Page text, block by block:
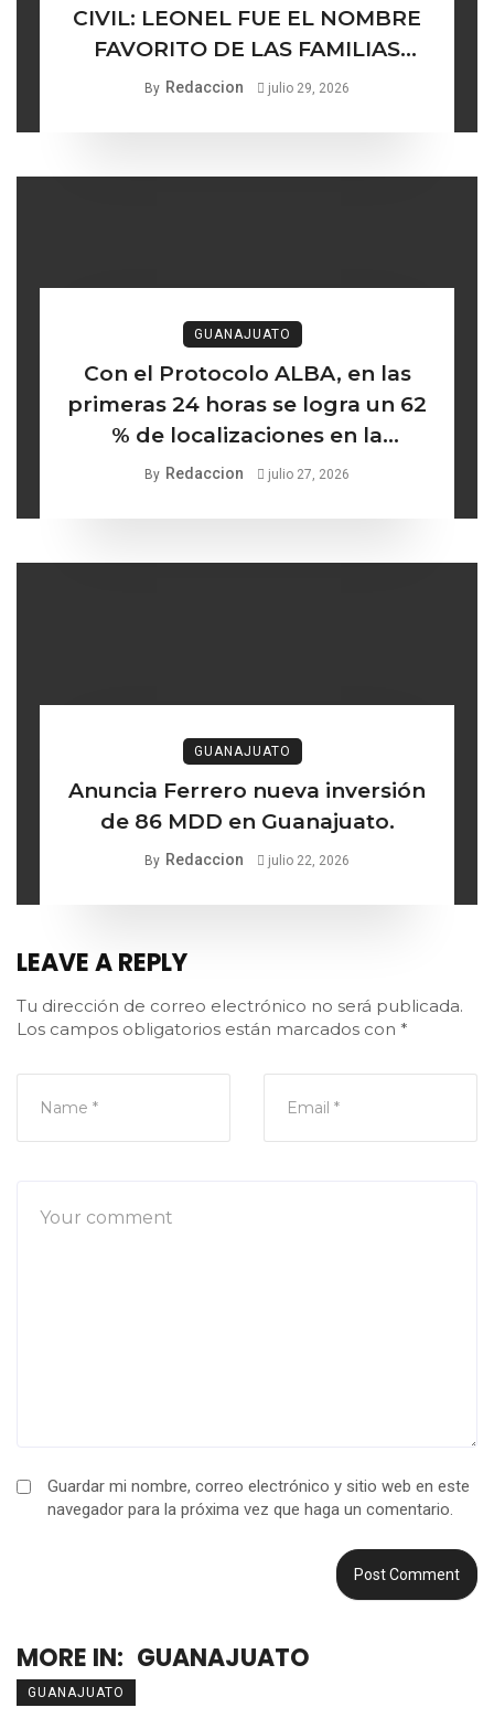
CIVIL: LEONEL FUE EL NOMBRE
FAVORITO DE LAS FAMILIAS
By Redaccion julio 29, 2026
GUANAJUATO
Con el Protocolo ALBA, en las
primeras 24 horas se logra un 62
% de localizaciones en la
búsqueda de mujeres y niñas
By Redaccion julio 27, 2026
GUANAJUATO
Anuncia Ferrero nueva inversión
de 86 MDD en Guanajuato.
By Redaccion julio 22, 2026
LEAVE A REPLY
Tu dirección de correo electrónico no será publicada.
Los campos obligatorios están marcados con *
Guardar mi nombre, correo electrónico y sitio web en este
navegador para la próxima vez que haga un comentario.
MORE IN: GUANAJUATO
GUANAJUATO